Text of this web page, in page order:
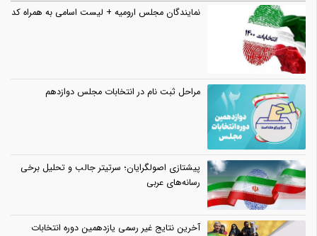
نمایندگان مجلس ارومیه + لیست اسامی به همراه کد
مراحل ثبت نام در انتخابات مجلس دوازدهم
پیشتازی اصولگرایان؛ سرتیتر جالب و تحلیل برخی
رسانه‌های عربی
آخرین نتایج غیر رسمی یازدهمین دوره انتخابات